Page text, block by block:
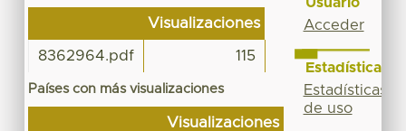
Visualizaciones
8362964.pdf 115
Países con más visualizaciones
Visualizaciones
Acceder
Estadísticas
Estadísticas
de uso